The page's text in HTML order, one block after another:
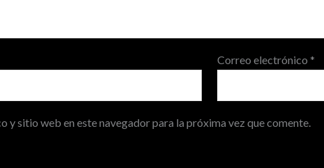
Correo electrónico *
sitio web en este navegador para la próxima vez que comente.